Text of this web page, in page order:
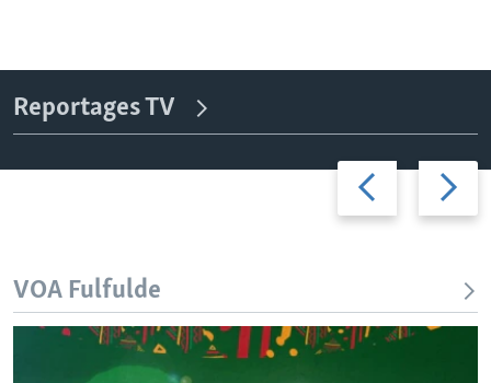
Reportages TV
Previous
slide
Next
slide
VOA Fulfulde